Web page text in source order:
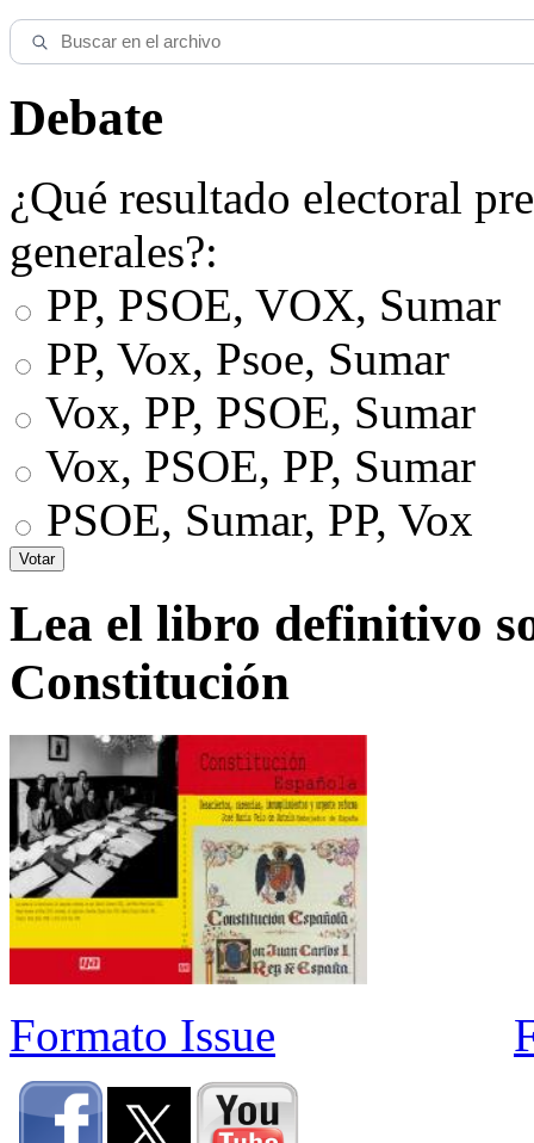
Debate
¿Qué resultado electoral
generales?:
PP, PSOE, VOX, Sumar
PP, Vox, Psoe, Sumar
Vox, PP, PSOE, Sumar
Vox, PSOE, PP, Sumar
PSOE, Sumar, PP, Vox
Lea el libro definitivo
Constitución
Formato Issue